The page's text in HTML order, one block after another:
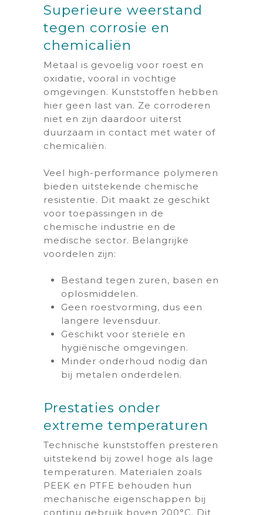
Superieure weerstand
tegen corrosie en
chemicaliën
Metaal is gevoelig voor roest en
oxidatie, vooral in vochtige
omgevingen. Kunststoffen hebben
hier geen last van. Ze corroderen
niet en zijn daardoor uiterst
duurzaam in contact met water of
chemicaliën.
Veel high-performance polymeren
bieden uitstekende chemische
resistentie. Dit maakt ze geschikt
voor toepassingen in de
chemische industrie en de
medische sector. Belangrijke
voordelen zijn:
Bestand tegen zuren, basen en
oplosmiddelen.
Geen roestvorming, dus een
langere levensduur.
Geschikt voor steriele en
hygiënische omgevingen.
Minder onderhoud nodig dan
bij metalen onderdelen.
Prestaties onder
extreme temperaturen
Technische kunststoffen presteren
uitstekend bij zowel hoge als lage
temperaturen. Materialen zoals
PEEK en PTFE behouden hun
mechanische eigenschappen bij
continu gebruik boven 200°C. Dit